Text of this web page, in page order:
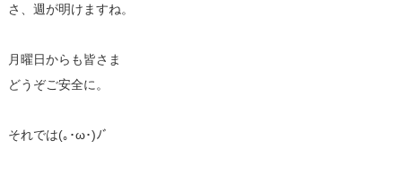
さ、週が明けますね。
月曜日からも皆さま
どうぞご安全に。
それでは(｡･ω･)ﾉﾞ